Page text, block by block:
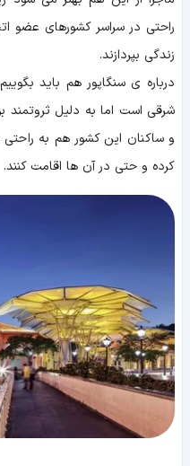
راحتی در سراسر کشورهای عضو
زندگی بپردازند.
درباره ی سنگاپور هم باید
شرقی است اما به دلیل ثروتمند
و ساکنان این کشور هم به راحتی
کرده و حتی در آن ها اقامت کنند.